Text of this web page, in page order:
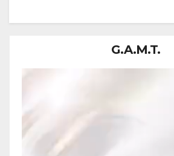
G.A.M.T.